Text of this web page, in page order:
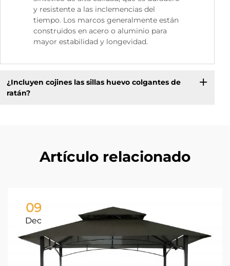
y resistente a las inclemencias del
tiempo. Los marcos generalmente están
construidos en acero o aluminio para
mayor estabilidad y longevidad.
¿Incluyen cojines las sillas huevo colgantes de
ratán?
Artículo relacionado
09
Dec